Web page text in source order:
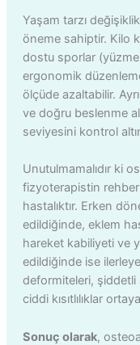
Yaşam tarzı
öneme sahiptir. Kilo
dostu sporlar
ergonomik
ölçüde azaltabilir.
ve doğru beslenme
seviyesini kontrol
Unutulmamalıdır ki
fizyoterapistin
hastalıktır. Erken
edildiğinde, eklem
hareket kabiliyeti ve
edildiğinde ise
deformiteleri, şiddetli
ciddi kısıtlılıklar
Sonuç olarak,